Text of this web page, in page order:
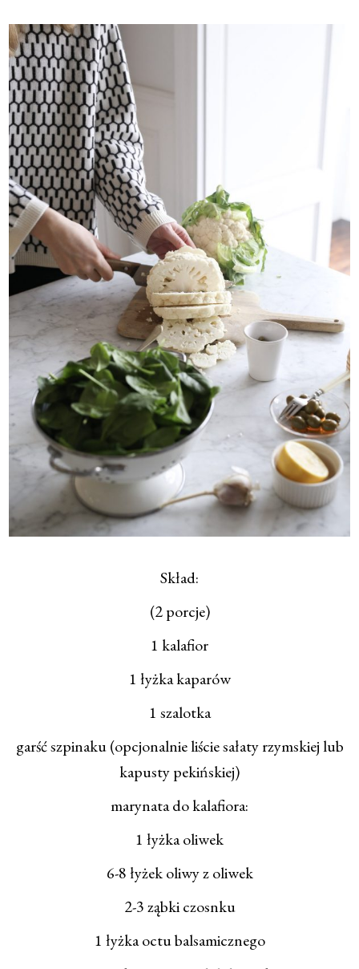
Skład:
(2 porcje)
1 kalafior
1 łyżka kaparów
1 szalotka
garść szpinaku (opcjonalnie liście sałaty rzymskiej lub
kapusty pekińskiej)
marynata do kalafiora:
1 łyżka oliwek
6-8 łyżek oliwy z oliwek
2-3 ząbki czosnku
1 łyżka octu balsamicznego